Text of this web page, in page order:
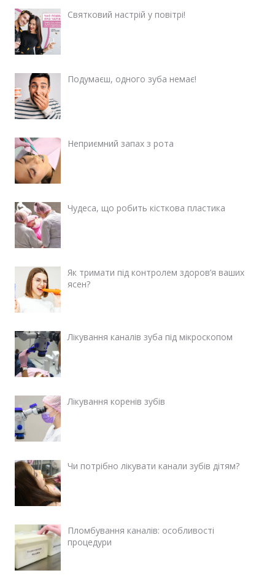
Святковий настрій у повітрі!
Подумаєш, одного зуба немає!
Неприємний запах з рота
Чудеса, що робить кісткова пластика
Як тримати під контролем здоров’я ваших
ясен?
Лікування каналів зуба під мікроскопом
Лікування коренів зубів
Чи потрібно лікувати канали зубів дітям?
Пломбування каналів: особливості
процедури